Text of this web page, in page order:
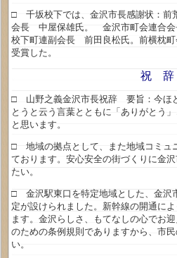
□ 千坂校下では、金沢市長感謝状：前
会長 中屋保雄氏。 金沢市町会連合会
校下町連副会長 前田良松氏。前横枕
受賞した。
祝 辞
□ 山野之義金沢市長祝辞 要旨：今ほ
とうと云う言葉とともに「ありがとう
と思います。
□ 地域の拠点として、また地域コミュ
ております。安心安全の街づくりに金
たい。
□ 金沢駅東口を特定地域とした、金沢
定が設けられました。新幹線の開通に
ます。金沢らしさ、もてなしの心でお
のための条例規則でありますから、市
い。